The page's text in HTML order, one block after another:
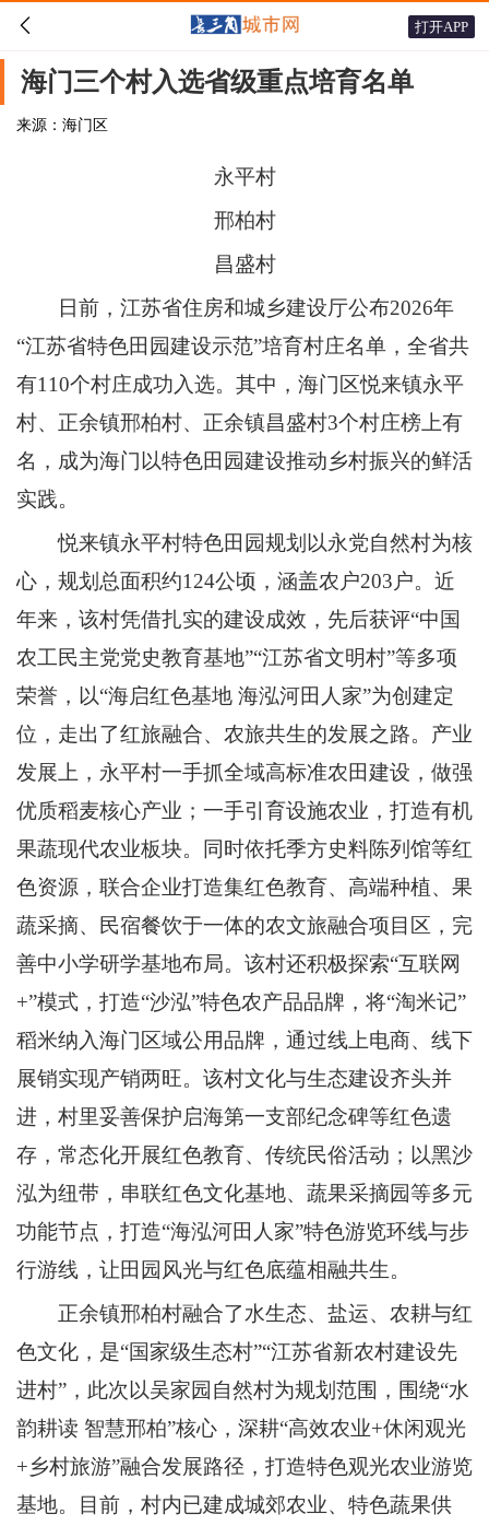
 打开APP
海门三个村入选省级重点培育名单
来源：海门区
永平村
邢柏村
昌盛村
日前，江苏省住房和城乡建设厅公布2026年
“江苏省特色田园建设示范”培育村庄名单，全省共
有110个村庄成功入选。其中，海门区悦来镇永平
村、正余镇邢柏村、正余镇昌盛村3个村庄榜上有
名，成为海门以特色田园建设推动乡村振兴的鲜活
实践。
悦来镇永平村特色田园规划以永党自然村为核
心，规划总面积约124公顷，涵盖农户203户。近
年来，该村凭借扎实的建设成效，先后获评“中国
农工民主党党史教育基地”“江苏省文明村”等多项
荣誉，以“海启红色基地 海泓河田人家”为创建定
位，走出了红旅融合、农旅共生的发展之路。产业
发展上，永平村一手抓全域高标准农田建设，做强
优质稻麦核心产业；一手引育设施农业，打造有机
果蔬现代农业板块。同时依托季方史料陈列馆等红
色资源，联合企业打造集红色教育、高端种植、果
蔬采摘、民宿餐饮于一体的农文旅融合项目区，完
善中小学研学基地布局。该村还积极探索“互联网
+”模式，打造“沙泓”特色农产品品牌，将“淘米记”
稻米纳入海门区域公用品牌，通过线上电商、线下
展销实现产销两旺。该村文化与生态建设齐头并
进，村里妥善保护启海第一支部纪念碑等红色遗
存，常态化开展红色教育、传统民俗活动；以黑沙
泓为纽带，串联红色文化基地、蔬果采摘园等多元
功能节点，打造“海泓河田人家”特色游览环线与步
行游线，让田园风光与红色底蕴相融共生。
正余镇邢柏村融合了水生态、盐运、农耕与红
色文化，是“国家级生态村”“江苏省新农村建设先
进村”，此次以吴家园自然村为规划范围，围绕“水
韵耕读 智慧邢柏”核心，深耕“高效农业+休闲观光
+乡村旅游”融合发展路径，打造特色观光农业游览
基地。目前，村内已建成城郊农业、特色蔬果供